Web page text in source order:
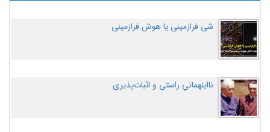
شی فرازمینی یا هوش فرازمینی
نااینهمانیِ راستی و اثبات‌پذیری